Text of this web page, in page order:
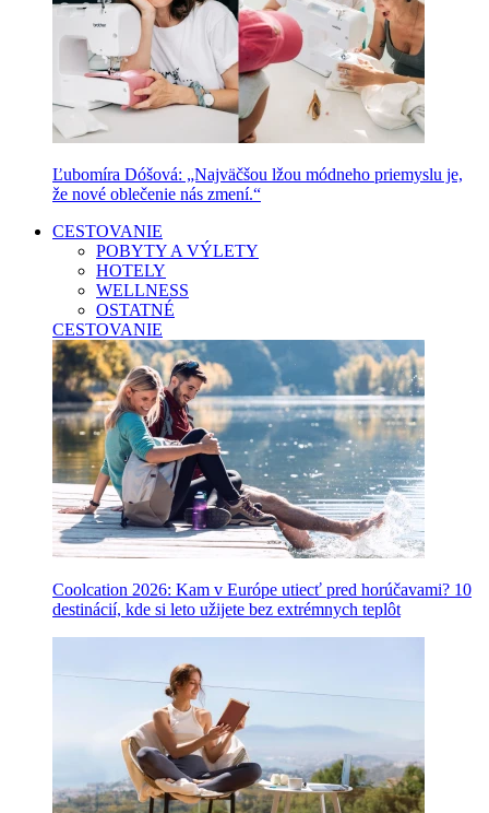
Ľubomíra Dóšová: „Najväčšou lžou módneho priemyslu je,
že nové oblečenie nás zmení.“
CESTOVANIE
POBYTY A VÝLETY
HOTELY
WELLNESS
OSTATNÉ
CESTOVANIE
Coolcation 2026: Kam v Európe utiecť pred horúčavami? 10
destinácií, kde si leto užijete bez extrémnych teplôt